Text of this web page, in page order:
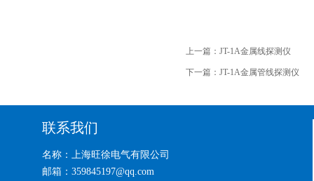
上一篇： JT-1A金属线探测仪
下一篇： JT-1A金属管线探测仪
联系我们
名称：上海旺徐电气有限公司
邮箱：359845197@qq.com